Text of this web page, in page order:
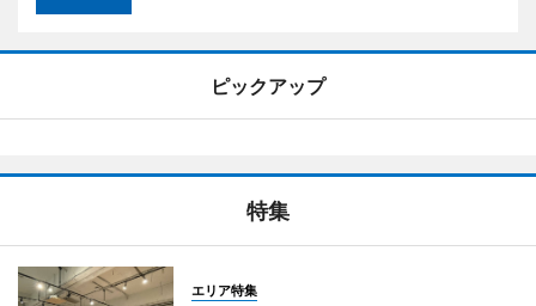
ピックアップ
特集
エリア特集